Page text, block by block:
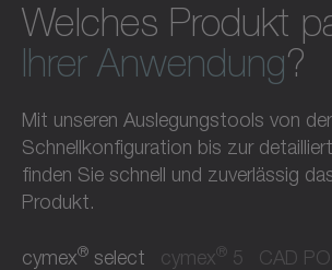
Welches Produkt
Ihrer Anwendung?
Mit unseren Auslegungstools von der
Schnellkonfiguration bis zur
finden Sie schnell und zuverlässig
Produkt.
cymex® select cymex® 5 CAD